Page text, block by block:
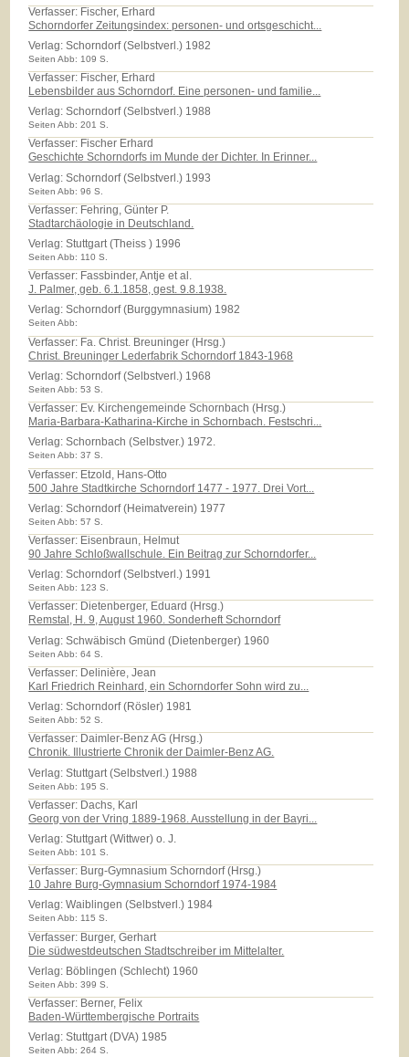
Verfasser: Fischer, Erhard
Schorndorfer Zeitungsindex: personen- und ortsgeschicht...
Verlag:Schorndorf (Selbstverl.) 1982
Seiten Abb: 109 S.
Verfasser: Fischer, Erhard
Lebensbilder aus Schorndorf. Eine personen- und familie...
Verlag:Schorndorf (Selbstverl.) 1988
Seiten Abb: 201 S.
Verfasser: Fischer Erhard
Geschichte Schorndorfs im Munde der Dichter. In Erinner...
Verlag:Schorndorf (Selbstverl.) 1993
Seiten Abb: 96 S.
Verfasser: Fehring, Günter P.
Stadtarchäologie in Deutschland.
Verlag:Stuttgart (Theiss ) 1996
Seiten Abb: 110 S.
Verfasser: Fassbinder, Antje et al.
J. Palmer, geb. 6.1.1858, gest. 9.8.1938.
Verlag:Schorndorf (Burggymnasium) 1982
Seiten Abb:
Verfasser: Fa. Christ. Breuninger (Hrsg.)
Christ. Breuninger Lederfabrik Schorndorf 1843-1968
Verlag:Schorndorf (Selbstverl.) 1968
Seiten Abb: 53 S.
Verfasser: Ev. Kirchengemeinde Schornbach (Hrsg.)
Maria-Barbara-Katharina-Kirche in Schornbach. Festschri...
Verlag:Schornbach (Selbstver.) 1972.
Seiten Abb: 37 S.
Verfasser: Etzold, Hans-Otto
500 Jahre Stadtkirche Schorndorf 1477 - 1977. Drei Vort...
Verlag:Schorndorf (Heimatverein) 1977
Seiten Abb: 57 S.
Verfasser: Eisenbraun, Helmut
90 Jahre Schloßwallschule. Ein Beitrag zur Schorndorfer...
Verlag:Schorndorf (Selbstverl.) 1991
Seiten Abb: 123 S.
Verfasser: Dietenberger, Eduard (Hrsg.)
Remstal, H. 9, August 1960. Sonderheft Schorndorf
Verlag:Schwäbisch Gmünd (Dietenberger) 1960
Seiten Abb: 64 S.
Verfasser: Delinière, Jean
Karl Friedrich Reinhard, ein Schorndorfer Sohn wird zu...
Verlag:Schorndorf (Rösler) 1981
Seiten Abb: 52 S.
Verfasser: Daimler-Benz AG (Hrsg.)
Chronik. Illustrierte Chronik der Daimler-Benz AG.
Verlag:Stuttgart (Selbstverl.) 1988
Seiten Abb: 195 S.
Verfasser: Dachs, Karl
Georg von der Vring 1889-1968. Ausstellung in der Bayri...
Verlag:Stuttgart (Wittwer) o. J.
Seiten Abb: 101 S.
Verfasser: Burg-Gymnasium Schorndorf (Hrsg.)
10 Jahre Burg-Gymnasium Schorndorf 1974-1984
Verlag:Waiblingen (Selbstverl.) 1984
Seiten Abb: 115 S.
Verfasser: Burger, Gerhart
Die südwestdeutschen Stadtschreiber im Mittelalter.
Verlag: Böblingen (Schlecht) 1960
Seiten Abb: 399 S.
Verfasser: Berner, Felix
Baden-Württembergische Portraits
Verlag:Stuttgart (DVA) 1985
Seiten Abb: 264 S.